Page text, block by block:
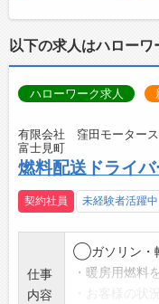
・個室
ます。
・都心
テレワー
ての“公
ます。
・コワー
のオフ
・ドリ
以下の求人はハローワ
ハローワーク求人
有限会社 窪田モーター
富士見町
燃料配送ドライ
契約社員 未経験者活躍中
仕事
内容
◯ガソリン・
・暖房用燃料